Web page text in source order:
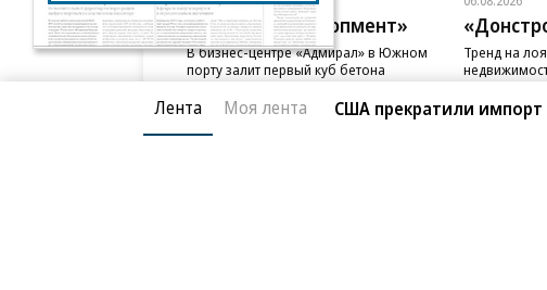
ГК «Галс-Девелопмент»
В бизнес-центре «Адмирал» в Южном
порту залит первый куб бетона
Тренд на
случаев
Лента Моя лента США прекратили импорт